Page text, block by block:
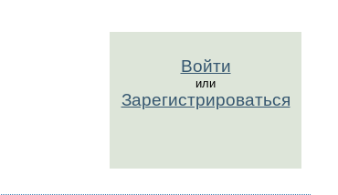
Войти
или
Зарегистрироваться